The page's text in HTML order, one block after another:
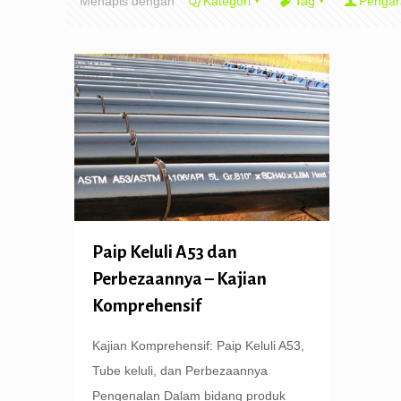
Paip Keluli A53 dan
Perbezaannya – Kajian
Komprehensif
Kajian Komprehensif: Paip Keluli A53,
Tube keluli, dan Perbezaannya
Pengenalan Dalam bidang produk